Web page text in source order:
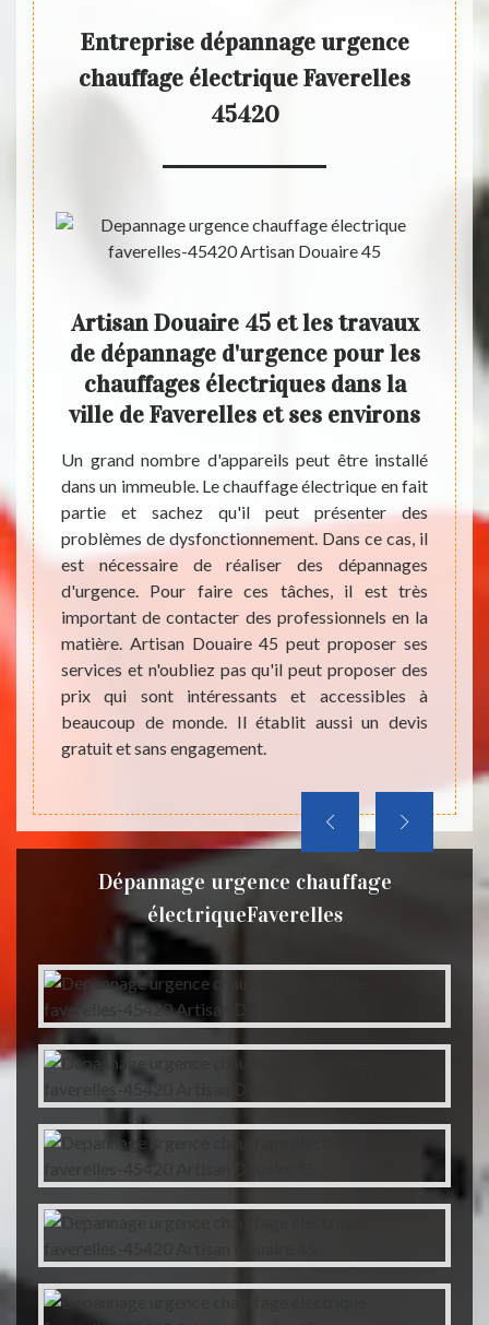
Entreprise dépannage urgence
chauffage électrique Faverelles
45420
sont
des
un
à
à
Artisan Douaire 45 et les travaux
de dépannage d'urgence pour les
chauffages électriques dans la
ville de Faverelles et ses environs
Un grand nombre d'appareils peut être installé
dans un immeuble. Le chauffage électrique en fait
partie et sachez qu'il peut présenter des
problèmes de dysfonctionnement. Dans ce cas, il
est nécessaire de réaliser des dépannages
d'urgence. Pour faire ces tâches, il est très
important de contacter des professionnels en la
matière. Artisan Douaire 45 peut proposer ses
services et n'oubliez pas qu'il peut proposer des
prix qui sont intéressants et accessibles à
beaucoup de monde. Il établit aussi un devis
gratuit et sans engagement.
Une
on
peut
qu'il
a
Dépannage urgence chauffage
électriqueFaverelles